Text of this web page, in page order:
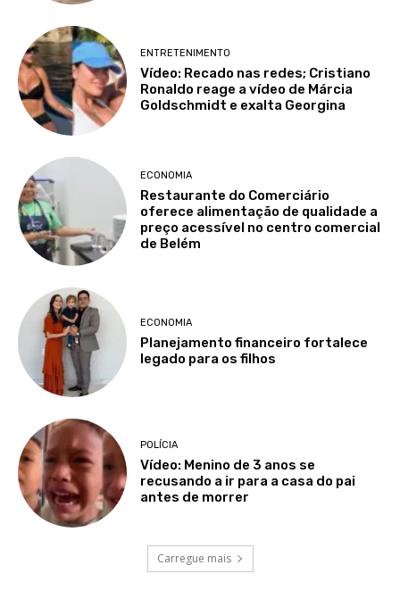
ENTRETENIMENTO
Vídeo: Recado nas redes; Cristiano
Ronaldo reage a vídeo de Márcia
Goldschmidt e exalta Georgina
ECONOMIA
Restaurante do Comerciário
oferece alimentação de qualidade a
preço acessível no centro comercial
de Belém
ECONOMIA
Planejamento financeiro fortalece
legado para os filhos
POLÍCIA
Vídeo: Menino de 3 anos se
recusando a ir para a casa do pai
antes de morrer
Carregue mais